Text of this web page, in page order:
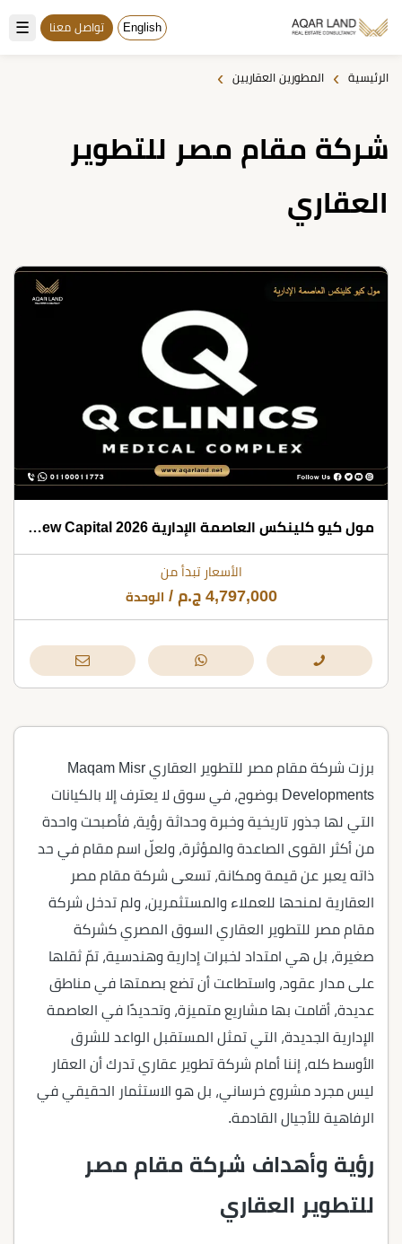
☰ English تواصل معنا
الرئيسية › المطورين العقاريين ›
شركة مقام مصر للتطوير
العقاري
مول كيو كلينكس العاصمة الإدارية Q CLINICS New Capital 2026
الأسعار تبدأ من
4,797,000 ج.م / الوحدة
برزت شركة مقام مصر للتطوير العقاري Maqam Misr
Developments بوضوح، في سوق لا يعترف إلا بالكيانات
التي لها جذور تاريخية وخبرة وحداثة رؤية، فأصبحت واحدة
من أكثر القوى الصاعدة والمؤثرة، ولعلّ اسم مقام في حد
ذاته يعبر عن قيمة ومكانة، تسعى شركة مقام مصر
العقارية لمنحها للعملاء والمستثمرين، ولم تدخل شركة
مقام مصر للتطوير العقاري السوق المصري كشركة
صغيرة، بل هي امتداد لخبرات إدارية وهندسية، تمّ ثقلها
على مدار عقود، واستطاعت أن تضع بصمتها في مناطق
عديدة، أقامت بها مشاريع متميزة، وتحديدًا في العاصمة
الإدارية الجديدة، التي تمثل المستقبل الواعد للشرق
الأوسط كله، إننا أمام شركة تطوير عقاري تدرك أن العقار
ليس مجرد مشروع خرساني، بل هو الاستثمار الحقيقي في
الرفاهية للأجيال القادمة.
رؤية وأهداف شركة مقام مصر
للتطوير العقاري